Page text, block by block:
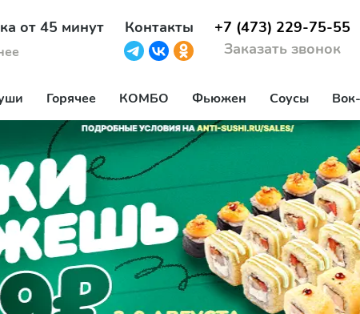
от 45 минут Контакты
+7 (473) 229-75-55
Заказать звонок
Горячее КОМБО Фьюжен Соусы